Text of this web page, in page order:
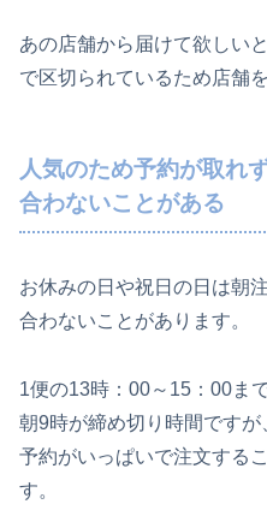
あの店舗から届けて欲しい
で区切られているため店舗
人気のため予約が取れ
合わないことがある
お休みの日や祝日の日は朝
合わないことがあります。
1便の13時：00～15：00ま
朝9時が締め切り時間です
予約がいっぱいで注文する
す。